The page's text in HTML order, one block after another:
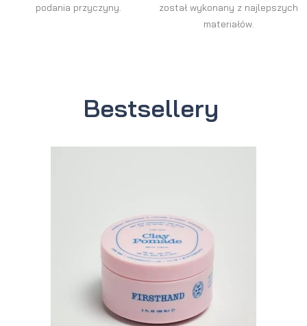
podania przyczyny.
został wykonany z najlepszych
materiałów.
Bestsellery